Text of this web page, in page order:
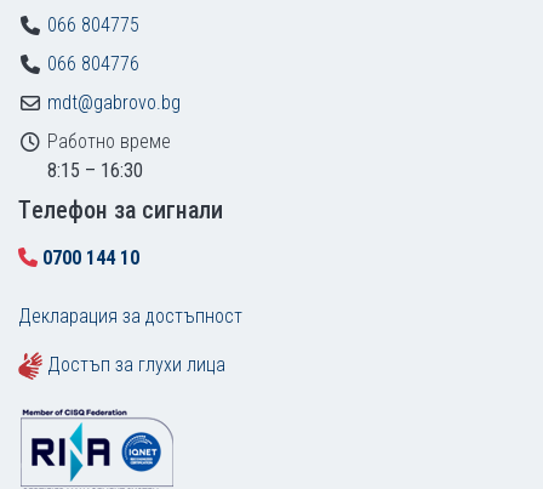
066 804775
066 804776
mdt@gabrovo.bg
Работно време
8:15 – 16:30
Tелефон за сигнали
0700 144 10
Декларация за достъпност
Достъп за глухи лица